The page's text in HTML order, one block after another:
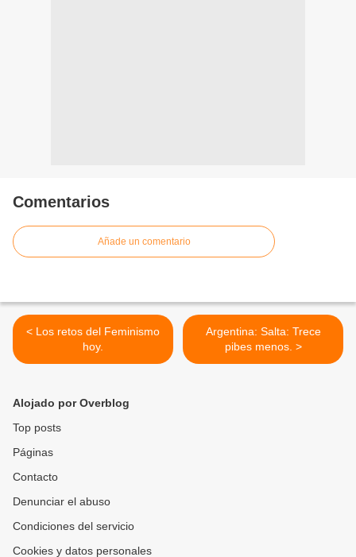
Comentarios
Añade un comentario
< Los retos del Feminismo
hoy.
Argentina: Salta: Trece
pibes menos. >
Alojado por Overblog
Top posts
Páginas
Contacto
Denunciar el abuso
Condiciones del servicio
Cookies y datos personales